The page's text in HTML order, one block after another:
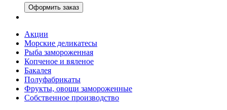
Оформить заказ
Акции
Морские деликатесы
Рыба замороженная
Копченое и вяленое
Бакалея
Полуфабрикаты
Фрукты, овощи замороженные
Собственное производство